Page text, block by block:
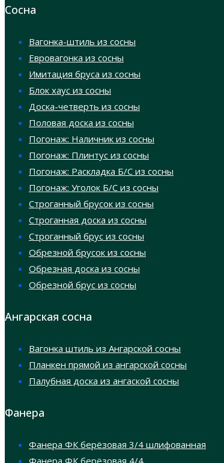
Сосна
Вагонка-штиль из сосны
Евровагонка из сосны
Имитация бруса из сосны
Блок хаус из сосны
Доска-четверть из сосны
Половая доска из сосны
Погонаж: Наличник из сосны
Погонаж: Плинтус из сосны
Погонаж: Раскладка Б/С из сосны
Погонаж: Уголок Б/С из сосны
Строганный брусок из сосны
Строганная доска из сосны
Строганный брус из сосны
Обрезной брусок из сосны
Обрезная доска из сосны
Обрезной брус из сосны
Ангарская сосна
Вагонка штиль из Ангарской сосны
Планкен прямой из ангарской сосны
Палубная доска из ангаской сосны
Фанера
Фанера ФК берёзовая 3/4 шлифованная
Фанера ФК берёзовая 4/4